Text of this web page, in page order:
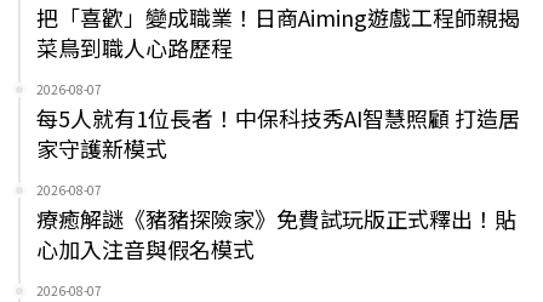
把「喜歡」變成職業！日商Aiming遊戲工程師親揭
菜鳥到職人心路歷程
2026-08-07
每5人就有1位長者！中保科技秀AI智慧照顧 打造居
家守護新模式
2026-08-07
療癒解謎《豬豬探險家》免費試玩版正式釋出！貼
心加入注音與假名模式
2026-08-07